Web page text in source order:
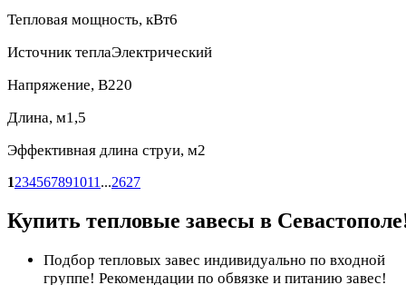
Тепловая мощность, кВт6
Источник теплаЭлектрический
Напряжение, В220
Длина, м1,5
Эффективная длина струи, м2
1234567891011 ...2627
Купить тепловые завесы в
Подбор тепловых завес индивидуально по входной
группе! Рекомендации по обвязке и питанию завес!